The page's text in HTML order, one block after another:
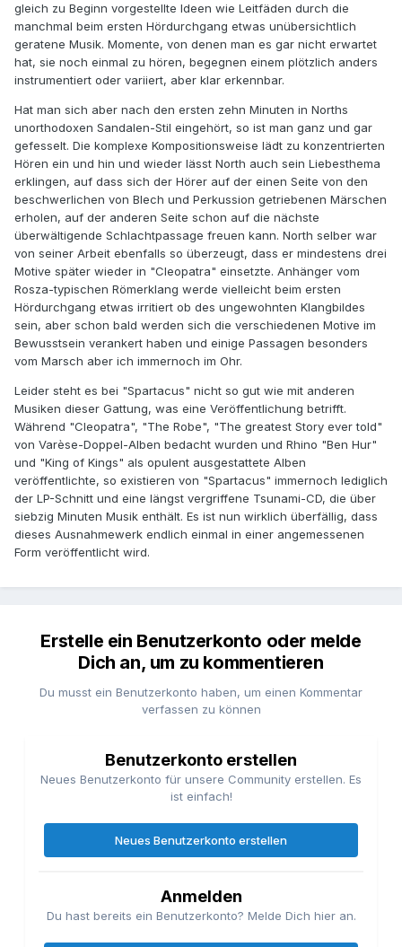
gleich zu Beginn vorgestellte Ideen wie Leitfäden durch die
manchmal beim ersten Hördurchgang etwas unübersichtlich
geratene Musik. Momente, von denen man es gar nicht erwartet
hat, sie noch einmal zu hören, begegnen einem plötzlich anders
instrumentiert oder variiert, aber klar erkennbar.
Hat man sich aber nach den ersten zehn Minuten in Norths
unorthodoxen Sandalen-Stil eingehört, so ist man ganz und gar
gefesselt. Die komplexe Kompositionsweise lädt zu konzentrierten
Hören ein und hin und wieder lässt North auch sein Liebesthema
erklingen, auf dass sich der Hörer auf der einen Seite von den
beschwerlichen von Blech und Perkussion getriebenen Märschen
erholen, auf der anderen Seite schon auf die nächste
überwältigende Schlachtpassage freuen kann. North selber war
von seiner Arbeit ebenfalls so überzeugt, dass er mindestens drei
Motive später wieder in "Cleopatra" einsetzte. Anhänger vom
Rosza-typischen Römerklang werde vielleicht beim ersten
Hördurchgang etwas irritiert ob des ungewohnten Klangbildes
sein, aber schon bald werden sich die verschiedenen Motive im
Bewusstsein verankert haben und einige Passagen besonders
vom Marsch aber ich immernoch im Ohr.
Leider steht es bei "Spartacus" nicht so gut wie mit anderen
Musiken dieser Gattung, was eine Veröffentlichung betrifft.
Während "Cleopatra", "The Robe", "The greatest Story ever told"
von Varèse-Doppel-Alben bedacht wurden und Rhino "Ben Hur"
und "King of Kings" als opulent ausgestattete Alben
veröffentlichte, so existieren von "Spartacus" immernoch lediglich
der LP-Schnitt und eine längst vergriffene Tsunami-CD, die über
siebzig Minuten Musik enthält. Es ist nun wirklich überfällig, dass
dieses Ausnahmewerk endlich einmal in einer angemessenen
Form veröffentlicht wird.
Erstelle ein Benutzerkonto oder melde
Dich an, um zu kommentieren
Du musst ein Benutzerkonto haben, um einen Kommentar
verfassen zu können
Benutzerkonto erstellen
Neues Benutzerkonto für unsere Community erstellen. Es
ist einfach!
Neues Benutzerkonto erstellen
Anmelden
Du hast bereits ein Benutzerkonto? Melde Dich hier an.